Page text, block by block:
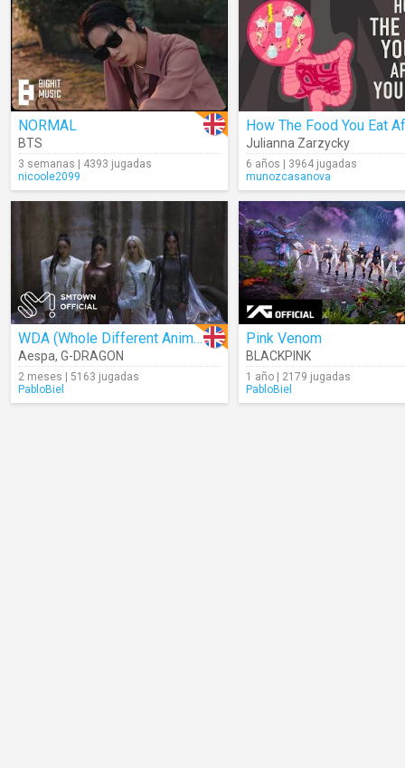
NORMAL
BTS
3 semanas | 4393 jugadas
nicoole2099
Julianna Zarzycky
6 años | 3964 jugadas
munozcasanova
WDA (Whole Different Animal)
Aespa, G-DRAGON
2 meses | 5163 jugadas
PabloBiel
Pink Venom
BLACKPINK
1 año | 2179 jugadas
PabloBiel